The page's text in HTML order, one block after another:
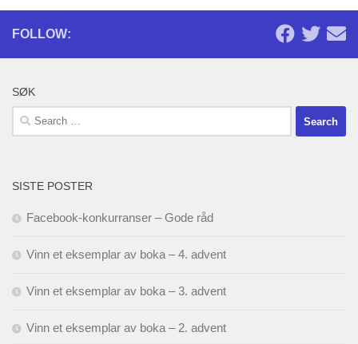
FOLLOW:
SØK
Search
for:
SISTE POSTER
Facebook-konkurranser – Gode råd
Vinn et eksemplar av boka – 4. advent
Vinn et eksemplar av boka – 3. advent
Vinn et eksemplar av boka – 2. advent